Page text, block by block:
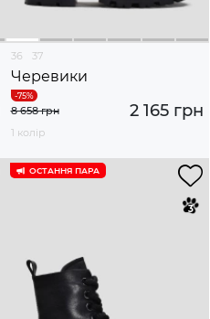
36 37
Черевики
2 165 грн
8 658 грн
1 колір
ОСТАННЯ ПАРА